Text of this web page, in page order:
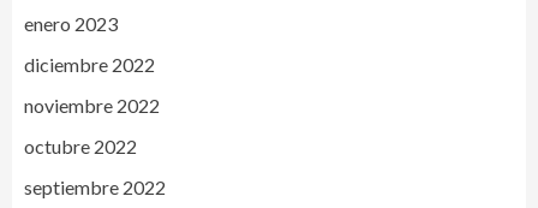
enero 2023
diciembre 2022
noviembre 2022
octubre 2022
septiembre 2022